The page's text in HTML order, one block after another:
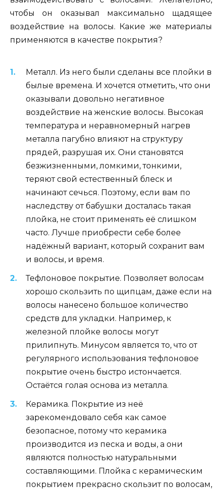
чтобы он оказывал максимально щадящее
воздействие на волосы. Какие же материалы
применяются в качестве покрытия?
Металл. Из него были сделаны все плойки в
былые времена. И хочется отметить, что они
оказывали довольно негативное
воздействие на женские волосы. Высокая
температура и неравномерный нагрев
металла пагубно влияют на структуру
прядей, разрушая их. Они становятся
безжизненными, ломкими, тонкими,
теряют свой естественный блеск и
начинают сечься. Поэтому, если вам по
наследству от бабушки досталась такая
плойка, не стоит применять её слишком
часто. Лучше приобрести себе более
надёжный вариант, который сохранит вам
и волосы, и время.
Тефлоновое покрытие. Позволяет волосам
хорошо скользить по щипцам, даже если на
волосы нанесено большое количество
средств для укладки. Например, к
железной плойке волосы могут
прилипнуть. Минусом является то, что от
регулярного использования тефлоновое
покрытие очень быстро истончается.
Остаётся голая основа из металла.
Керамика. Покрытие из неё
зарекомендовало себя как самое
безопасное, потому что керамика
производится из песка и воды, а они
являются полностью натуральными
составляющими. Плойка с керамическим
покрытием прекрасно скользит по волосам,